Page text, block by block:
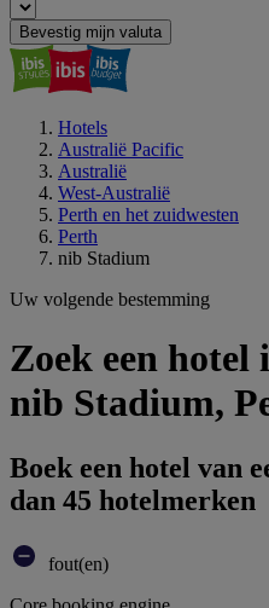
Bevestig mijn valuta
Hotels
Australië Pacific
Australië
West-Australië
Perth en het zuidwesten
Perth
nib Stadium
Uw volgende bestemming
Zoek een
nib Stadium,
Boek een hotel van
dan 45 hotelmerken
fout(en)